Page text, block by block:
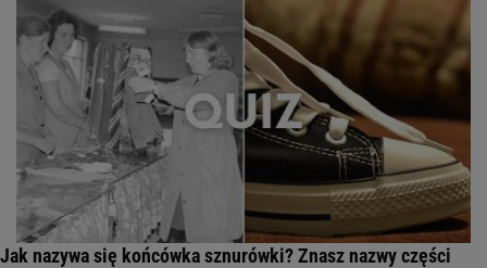
Jak nazywa się końcówka sznurówki? Znasz nazwy części